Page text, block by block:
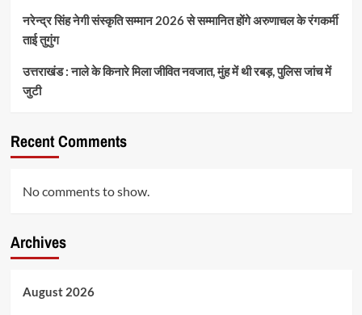
नरेन्द्र सिंह नेगी संस्कृति सम्मान 2026 से सम्मानित होंगे अरुणाचल के रंगकर्मी
ताई तुगुंग
उत्तराखंड : नाले के किनारे मिला जीवित नवजात, मुंह में थी रबड़, पुलिस जांच में
जुटी
Recent Comments
No comments to show.
Archives
August 2026